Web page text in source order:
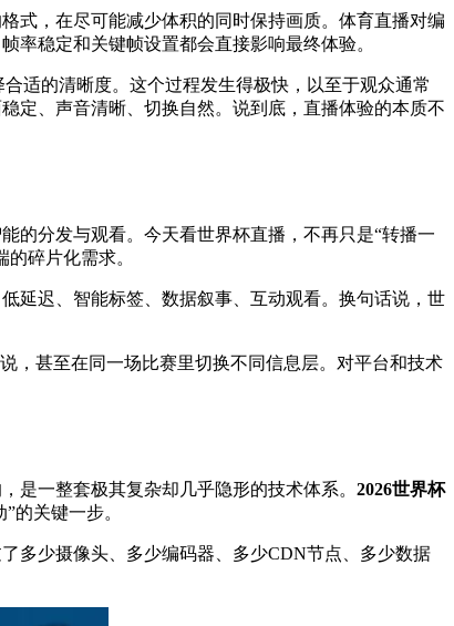
式，在尽可能减少体积的同时保持画质。体育直播对编
率稳定和关键帧设置都会直接影响最终体验。
适的清晰度。这个过程发生得极快，以至于观众通常
定、声音清晰、切换自然。说到底，直播体验的本质不
的分发与观看。今天看世界杯直播，不再只是“转播一
碎片化需求。
延迟、智能标签、数据叙事、互动观看。换句话说，世
，甚至在同一场比赛里切换不同信息层。对平台和技术
是一整套极其复杂却几乎隐形的技术体系。 2026世界杯
的关键一步。
多少摄像头、多少编码器、多少CDN节点、多少数据